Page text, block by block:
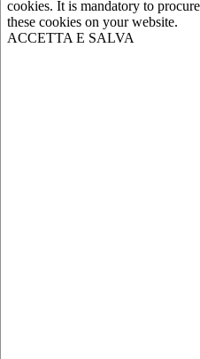
cookies. It is mandatory to
these cookies on your website.
ACCETTA E SALVA